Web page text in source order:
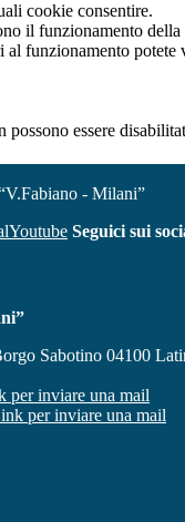
cookie consentire.
il funzionamento
al funzionamento potete
essere
- Milani”
Youtube Seguici sui
Sabotino 04100
per inviare una mail
per inviare una mail